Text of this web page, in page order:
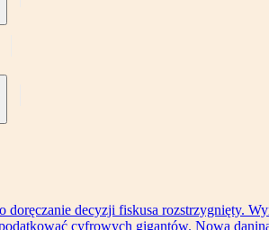
doręczanie decyzji fiskusa rozstrzygnięty.
cyfrowych gigantów. Nowa